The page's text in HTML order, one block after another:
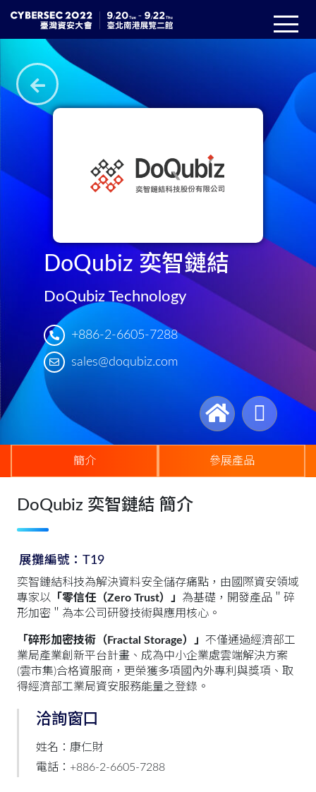
DoQubiz 奕智鏈結
DoQubiz Technology
+886-2-6605-7288
sales@doqubiz.com
簡介 參展產品
DoQubiz 奕智鏈結 簡介
展攤編號：T19
奕智鏈結科技為解決資料安全儲存痛點，由國際資安領域
專家以 「零信任（Zero Trust）」 為基礎，開發產品＂碎
形加密＂為本公司研發技術與應用核心。
「碎形加密技術（Fractal Storage）」 不僅通過經濟部工
業局產業創新平台計畫、成為中小企業處雲端解決方案
(雲市集)合格資服商，更榮獲多項國內外專利與獎項、取
得經濟部工業局資安服務能量之登錄。
洽詢窗口
姓名：康仁財
電話：+886-2-6605-7288